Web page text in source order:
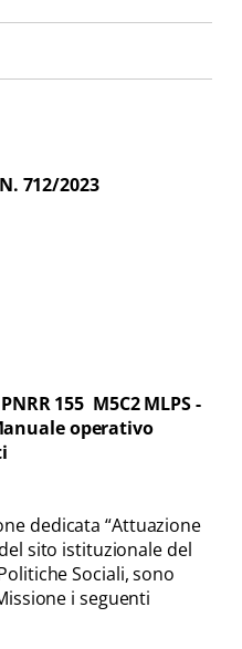
712/2023
PNRR 155 M5C2 MLPS -
operativo
dedicata “Attuazione
sito istituzionale del
Sociali, sono
i seguenti